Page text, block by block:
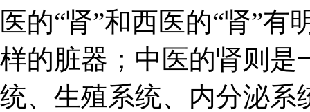
医的“肾”和西医的“肾”
样的脏器；中医的肾则是
统、生殖系统、内分泌系